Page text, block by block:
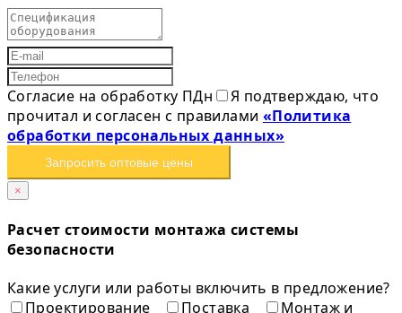
Согласие на обработку ПДн
Я подтверждаю, что
прочитал и согласен с правилами «Политика
обработки персональных данных»
Запросить оптовые цены
×
Расчет стоимости монтажа системы
безопасности
Какие услуги или работы включить в предложение?
Проектирование
Поставка
Монтаж и